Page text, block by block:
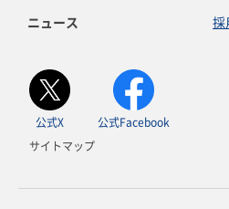
ニュース 採
公式X
公式Facebook
サイトマップ